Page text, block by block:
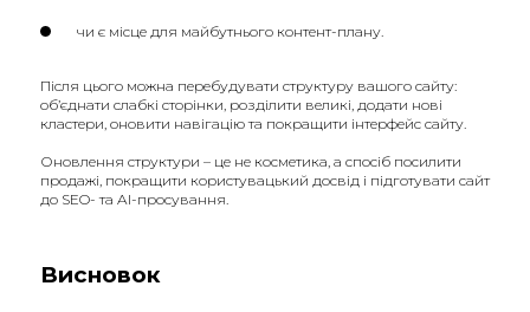
чи є місце для майбутнього контент-плану.
Після цього можна перебудувати структуру вашого сайту:
об’єднати слабкі сторінки, розділити великі, додати нові
кластери, оновити навігацію та покращити інтерфейс сайту.
Оновлення структури – це не косметика, а спосіб посилити
продажі, покращити користувацький досвід і підготувати сайт
до SEO- та AI-просування.
Висновок